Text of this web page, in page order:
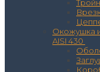
Окожушка
AISI 430